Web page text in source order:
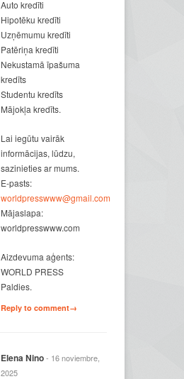
Auto kredīti
Hipotēku kredīti
Uzņēmumu kredīti
Patēriņa kredīti
Nekustamā īpašuma
kredīts
Studentu kredīts
Mājokļa kredīts.
Lai iegūtu vairāk
informācijas, lūdzu,
sazinieties ar mums.
E-pasts:
worldpresswww@gmail.com
Mājaslapa:
worldpresswww.com
Aizdevuma aģents:
WORLD PRESS
Paldies.
Reply to comment→
Elena Nino- 16 noviembre,
2025